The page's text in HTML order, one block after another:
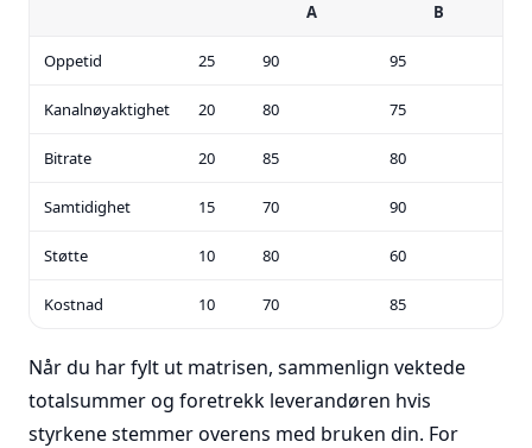
A
B
Oppetid 25 90 95
Kanalnøyaktighet 20 80 75
Bitrate 20 85 80
Samtidighet 15 70 90
Støtte 10 80 60
Kostnad 10 70 85
Når du har fylt ut matrisen, sammenlign vektede
totalsummer og foretrekk leverandøren hvis
styrkene stemmer overens med bruken din. For